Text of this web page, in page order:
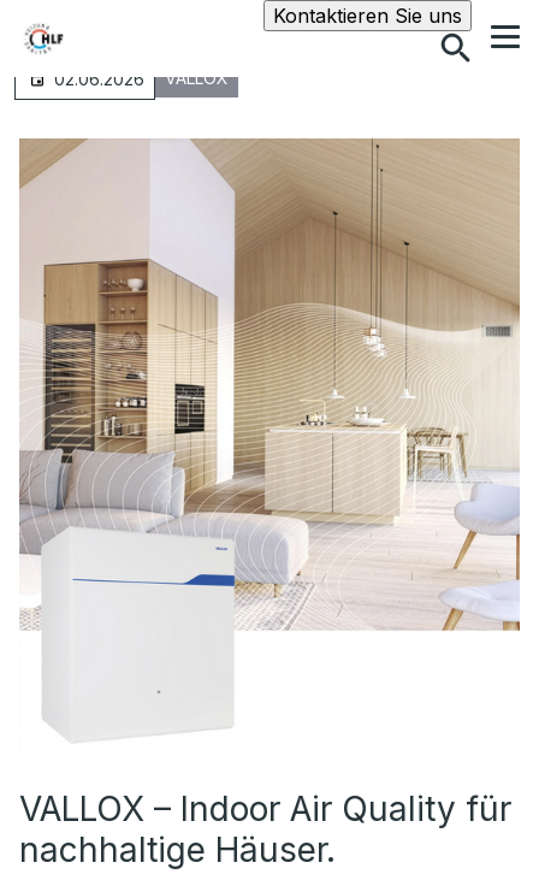
Kontaktieren Sie unsSuche
02.06.2026 VALLOX
VALLOX – Indoor Air Quality für
nachhaltige Häuser.